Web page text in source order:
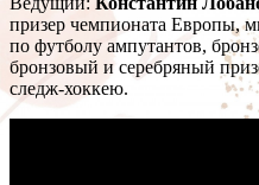
призер чемпионата Европы,
по футболу ампутантов,
бронзовый и серебряный
следж-хоккею.